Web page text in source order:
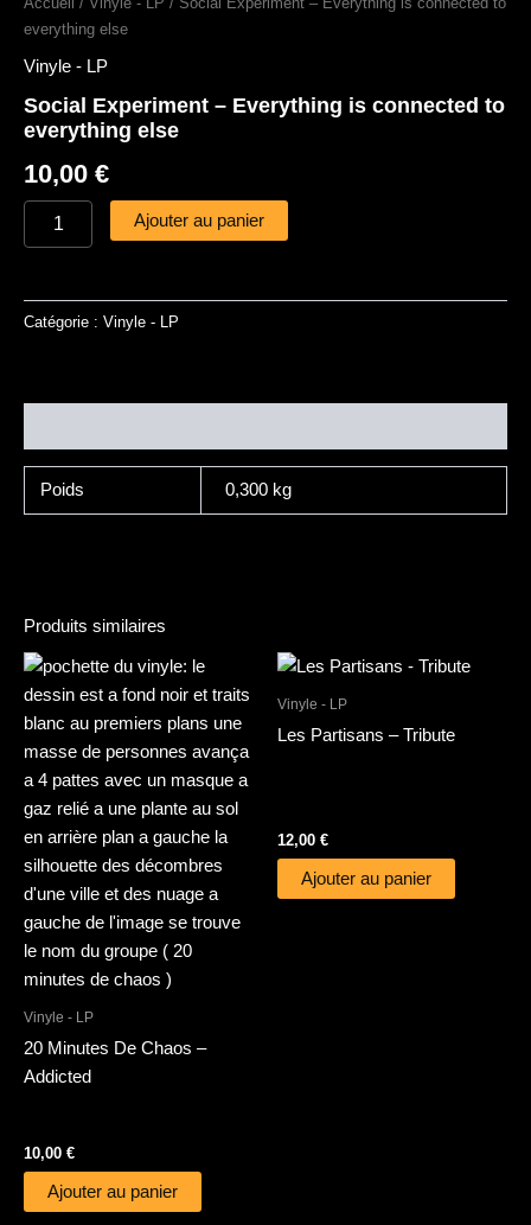
everything else
Vinyle - LP
Social Experiment – Everything is connected to
everything else
10,00 €
Ajouter au panier
Catégorie : Vinyle - LP
Poids 0,300 kg
Produits similaires
Vinyle - LP
20 Minutes De Chaos –
Addicted
10,00 €
Ajouter au panier
Vinyle - LP
Les Partisans – Tribute
12,00 €
Ajouter au panier